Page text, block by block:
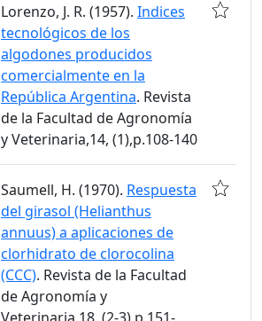
Lorenzo, J. R. (1957). Indices
tecnológicos de los
algodones producidos
comercialmente en la
República Argentina. Revista
de la Facultad de Agronomía
y Veterinaria,14, (1),p.108-140
Saumell, H. (1970). Respuesta
del girasol (Helianthus
annuus) a aplicaciones de
clorhidrato de clorocolina
(CCC). Revista de la Facultad
de Agronomía y
Veterinaria,18, (2-3),p.151-